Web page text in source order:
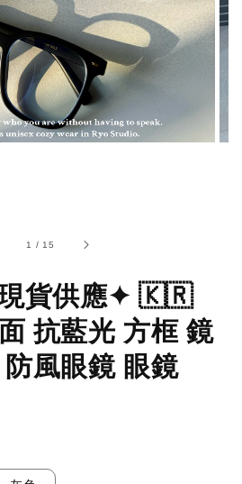
1 / 15
現貨供應✦ 🇰🇷
抗藍光 方框 鏡
風眼鏡 眼鏡